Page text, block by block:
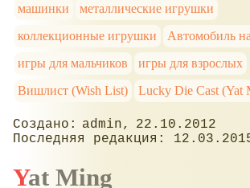
машинки
металлические игрушки
коллекционные игрушки
Автомобиль
игры для мальчиков
игры для взрослых
Вишлист (Wish List)
Lucky Die Cast (Yat
admin
22.10.2012
Yat Ming